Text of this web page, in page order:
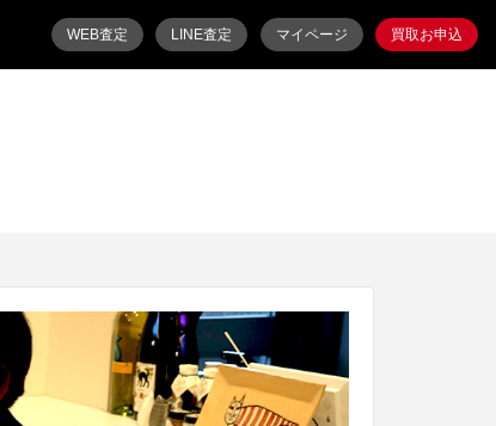
WEB査定 LINE査定 マイページ 買取お申込